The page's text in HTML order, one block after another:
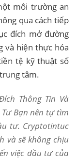
môi trường an
qua cách tiếp
đích mở đường
và hiện thực hóa
tệ kỹ thuật số
tâm.
Thông Tin Và
Bạn nên tự tìm
tư. Cryptotintuc
và sẽ không chịu
việc đầu tư của